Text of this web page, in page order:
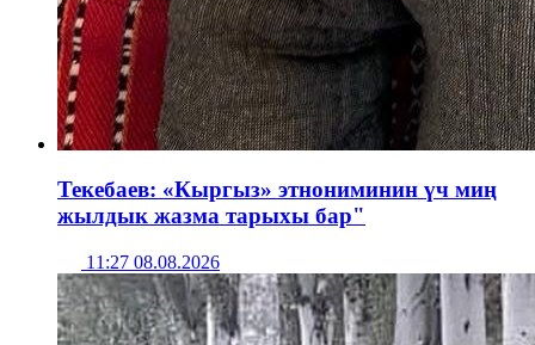
Текебаев: «Кыргыз» этнониминин үч миң
жылдык жазма тарыхы бар"
11:27 08.08.2026